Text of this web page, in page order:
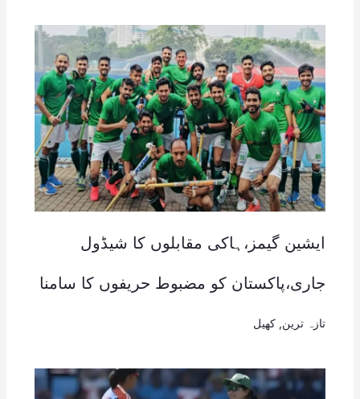
ایشین گیمز،ہاکی مقابلوں کا شیڈول
جاری،پاکستان کو مضبوط حریفوں کا سامنا
تازہ ترین کھیل